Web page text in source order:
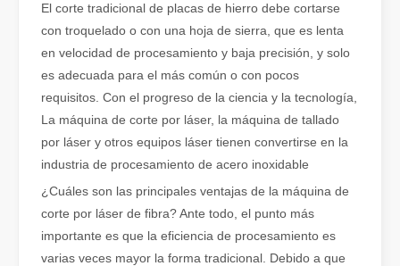
Cómo elegir su compañero de trabajo: máquina de corte por láser
El corte de metal por láser es un método de precisión que se
El corte tradicional de placas de hierro debe cortarse
con troquelado o con una hoja de sierra, que es lenta
en velocidad de procesamiento y baja precisión, y solo
es adecuada para el más común o con pocos
requisitos. Con el progreso de la ciencia y la tecnología,
La máquina de corte por láser, la máquina de tallado
por láser y otros equipos láser tienen convertirse en la
industria de procesamiento de acero inoxidable
¿Cuáles son las principales ventajas de la máquina de
corte por láser de fibra? Ante todo, el punto más
importante es que la eficiencia de procesamiento es
varias veces mayor la forma tradicional. Debido a que